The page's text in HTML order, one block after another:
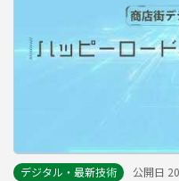
デジタル・最新技術
公開日